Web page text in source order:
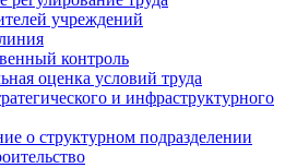
учреждений
контроль
оценка условий труда
и инфраструктурного
о структурном подразделении